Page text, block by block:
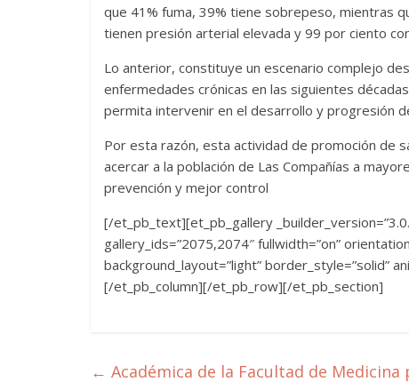
que 41% fuma, 39% tiene sobrepeso, mientras
tienen presión arterial elevada y 99 por ciento
Lo anterior, constituye un escenario complejo
enfermedades crónicas en las siguientes
permita intervenir en el desarrollo y progresión
Por esta razón, esta actividad de promoción de
acercar a la población de Las Compañías a
prevención y mejor control
[/et_pb_text][et_pb_gallery
gallery_ids=”2075,2074″ fullwidth=”on”
background_layout=”light” border_style=”solid”
[/et_pb_column][/et_pb_row][/et_pb_section]
← Académica de la Facultad de